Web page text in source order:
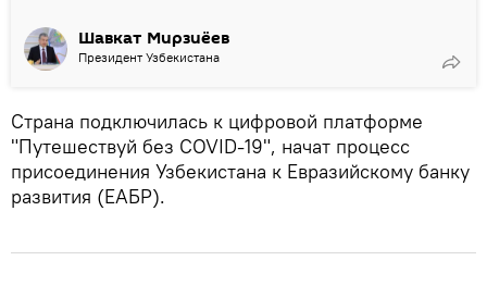
Шавкат Мирзиёев
Президент Узбекистана
Страна подключилась к цифровой платформе
"Путешествуй без COVID-19", начат процесс
присоединения Узбекистана к Евразийскому банку
развития (ЕАБР).